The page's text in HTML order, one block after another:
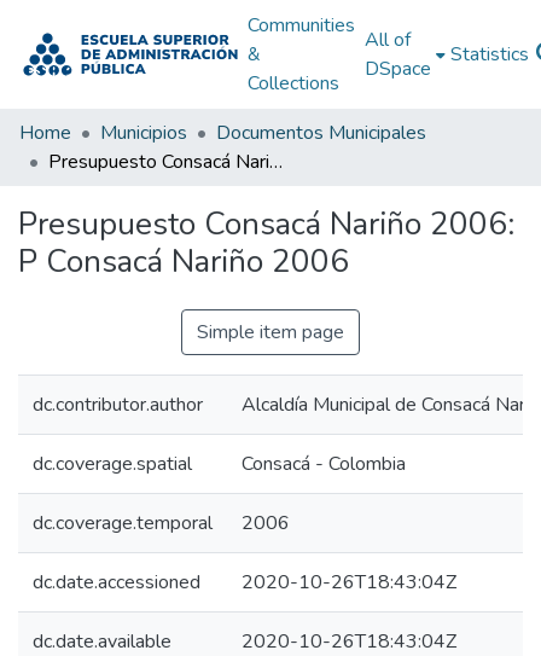
Communities
&
Collections
All of
DSpace
Statistics
Home Municipios
Documentos Municipales
Presupuesto Consacá Nariño 2006: P Consacá Nariño 2006
Presupuesto Consacá Nariño 2006:
P Consacá Nariño 2006
Simple item page
dc.contributor.author Alcaldía Municipal de Consacá
dc.coverage.spatial Consacá - Colombia
dc.coverage.temporal 2006
dc.date.accessioned 2020-10-26T18:43:04Z
dc.date.available 2020-10-26T18:43:04Z